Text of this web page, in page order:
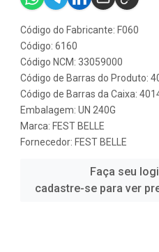
Código do Fabricante: F060
Código: 6160
Código NCM: 33059000
Código de Barras do Produto:
Código de Barras da Caixa:
Embalagem: UN 240G
Marca: FEST BELLE
Fornecedor: FEST BELLE
Faça seu
cadastre-se para ver